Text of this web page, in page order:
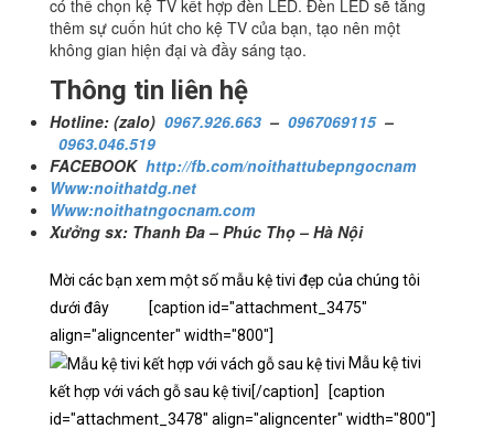
có thể chọn kệ TV kết hợp đèn LED. Đèn LED sẽ tăng
thêm sự cuốn hút cho kệ TV của bạn, tạo nên một
không gian hiện đại và đầy sáng tạo.
Thông tin liên hệ
Hotline: (zalo) 0967.926.663 – 0967069115–
0963.046.519
FACEBOOK http://fb.com/noithattubepngocnam
Www:noithatdg.net
Www:noithatngocnam.com
Xưởng sx: Thanh Đa – Phúc Thọ – Hà Nội
Mời các bạn xem một số mẫu kệ tivi đẹp của chúng tôi
dưới đây
[caption id="attachment_3475"
align="aligncenter" width="800"]
Mẫu kệ tivi
kết hợp với vách gỗ sau kệ tivi[/caption]
[caption
id="attachment_3478" align="aligncenter" width="800"]